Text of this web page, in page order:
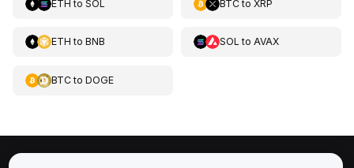
ETH to SOL BTCto XRP
ETH to BNB SOL to AVAX
BTCto DOGE